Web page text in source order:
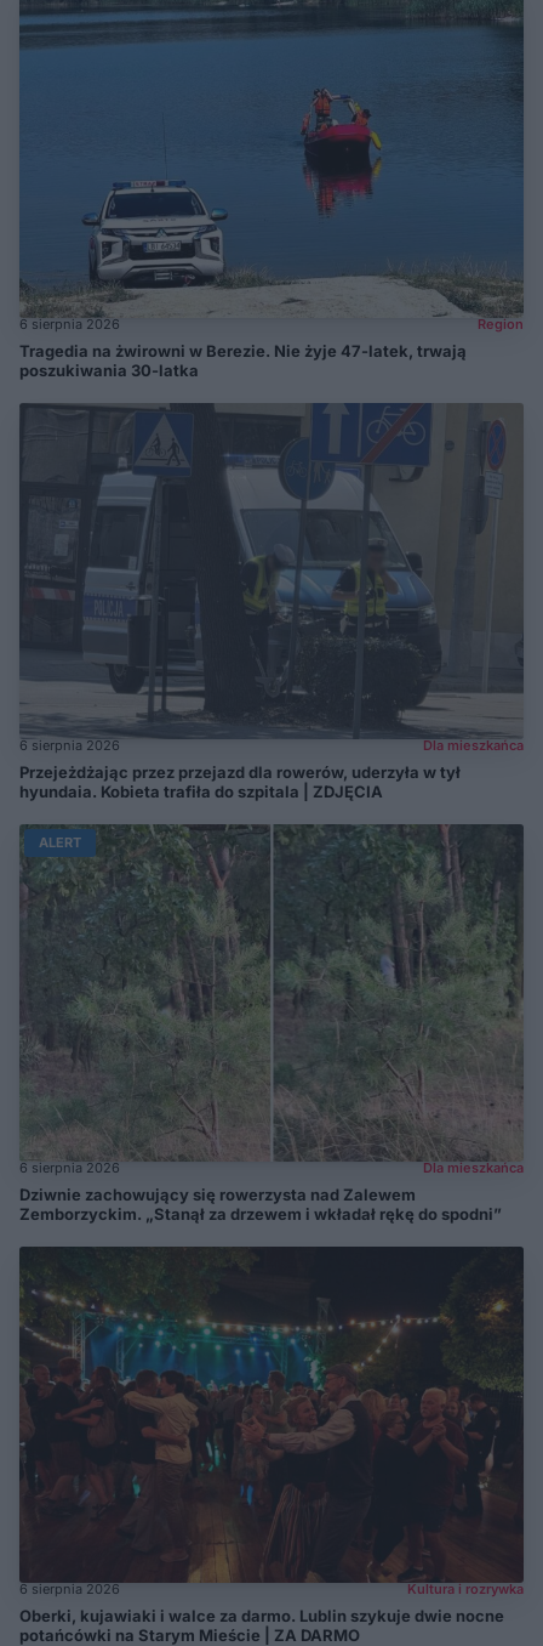
6 sierpnia 2026 Region
Tragedia na żwirowni w Berezie. Nie żyje 47-latek, trwają
poszukiwania 30-latka
6 sierpnia 2026 Dla mieszkańca
Przejeżdżając przez przejazd dla rowerów, uderzyła w tył
hyundaia. Kobieta trafiła do szpitala | ZDJĘCIA
ALERT
6 sierpnia 2026 Dla mieszkańca
Dziwnie zachowujący się rowerzysta nad Zalewem
Zemborzyckim. „Stanął za drzewem i wkładał rękę do spodni”
6 sierpnia 2026 Kultura i rozrywka
Oberki, kujawiaki i walce za darmo. Lublin szykuje dwie nocne
potańcówki na Starym Mieście | ZA DARMO